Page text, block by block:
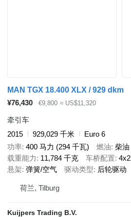
MAN TGX 18.400 XLX / 929 dkm
¥76,430
€9,800 ≈ US$11,320
牵引车
2015
929,029 千米
Euro 6
功率 400 马力 (294 千瓦) 燃油 柴油
载重能力
11,784 千克 车桥配置 4x2
悬架 弹簧/空气 驱动类型 后轮驱动
荷兰, Tilburg
Kuijpers Trading B.V.